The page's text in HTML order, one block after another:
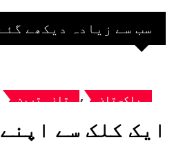
سب سے زیادہ دیکھے
پاکستان , تازہ ترین
ایک کلک سے